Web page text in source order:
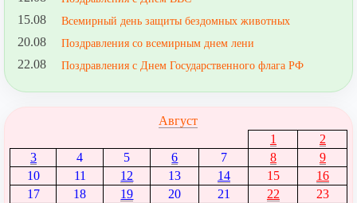
15.08 Всемирный день защиты бездомных животных
20.08 Поздравления со всемирным днем лени
22.08 Поздравления с Днем Государственного флага РФ
Август
1
2
3
4 5 6 7 8
9
10
11 12 13 14 15
16
17
18 19 20 21 22
23